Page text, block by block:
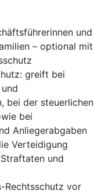
und
– optional mit
greift bei
bei der steuerlichen
bei
Anliegerabgaben
Verteidigung
und
Rechtsschutz vor